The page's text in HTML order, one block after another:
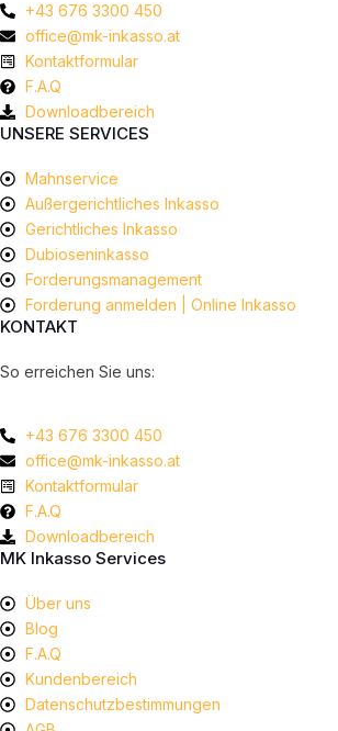
+43 676 3300 450
office@mk-inkasso.at
Kontaktformular
F.A.Q
Downloadbereich
UNSERE SERVICES
Mahnservice
Außergerichtliches Inkasso
Gerichtliches Inkasso
Dubioseninkasso
Forderungsmanagement
Forderung anmelden | Online Inkasso
KONTAKT
So erreichen Sie uns:
+43 676 3300 450
office@mk-inkasso.at
Kontaktformular
F.A.Q
Downloadbereich
MK Inkasso Services
Über uns
Blog
F.A.Q
Kundenbereich
Datenschutzbestimmungen